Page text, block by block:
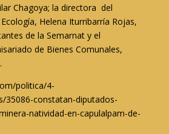
Chagoya; la directora del
Helena Iturribarría Rojas,
de la Semarnat y el
de Bienes Comunales,
politica/4-
35086-constatan-diputados-
natividad-en-capulalpam-de-